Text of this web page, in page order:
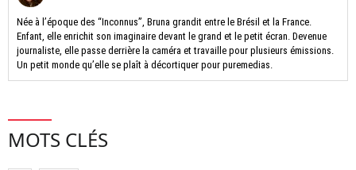
Née à l’époque des “Inconnus”, Bruna grandit entre le Brésil et la France.
Enfant, elle enrichit son imaginaire devant le grand et le petit écran. Devenue
journaliste, elle passe derrière la caméra et travaille pour plusieurs émissions.
Un petit monde qu’elle se plaît à décortiquer pour puremedias.
MOTS CLÉS